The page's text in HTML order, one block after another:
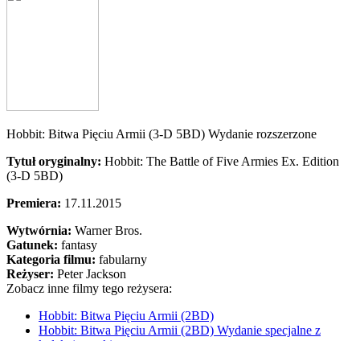
Hobbit: Bitwa Pięciu Armii (3-D 5BD) Wydanie rozszerzone
Tytuł oryginalny: Hobbit: The Battle of Five Armies Ex. Edition
(3-D 5BD)
Premiera: 17.11.2015
Wytwórnia: Warner Bros.
Gatunek: fantasy
Kategoria filmu: fabularny
Reżyser: Peter Jackson
Zobacz inne filmy tego reżysera:
Hobbit: Bitwa Pięciu Armii (2BD)
Hobbit: Bitwa Pięciu Armii (2BD) Wydanie specjalne z